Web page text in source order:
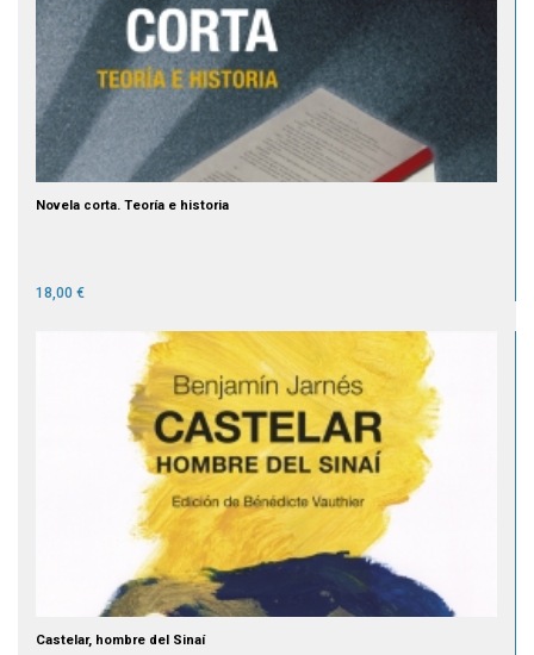
Novela corta. Teoría e historia
18,00 €
Castelar, hombre del Sinaí